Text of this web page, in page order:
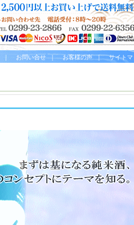
｜ お問い合せ｜ お客様の声｜ サイトマ